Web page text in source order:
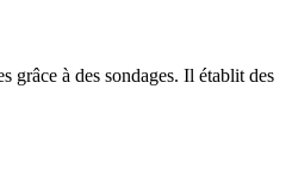
grâce à des sondages. Il établit des